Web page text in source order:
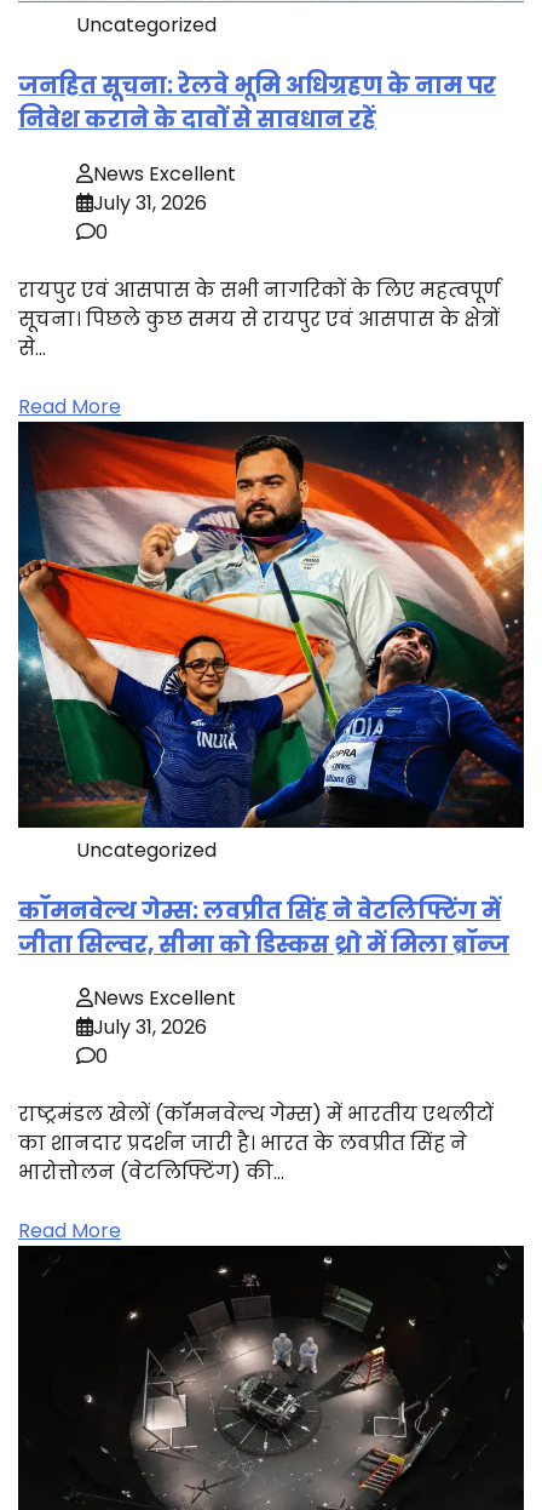
Uncategorized
जनहित सूचना: रेलवे भूमि अधिग्रहण के नाम पर
निवेश कराने के दावों से सावधान रहें
News Excellent
July 31, 2026
0
रायपुर एवं आसपास के सभी नागरिकों के लिए महत्वपूर्ण
सूचना। पिछले कुछ समय से रायपुर एवं आसपास के क्षेत्रों
से…
Read More
Uncategorized
कॉमनवेल्थ गेम्स: लवप्रीत सिंह ने वेटलिफ्टिंग में
जीता सिल्वर, सीमा को डिस्कस थ्रो में मिला ब्रॉन्ज
News Excellent
July 31, 2026
0
राष्ट्रमंडल खेलों (कॉमनवेल्थ गेम्स) में भारतीय एथलीटों
का शानदार प्रदर्शन जारी है। भारत के लवप्रीत सिंह ने
भारोत्तोलन (वेटलिफ्टिंग) की…
Read More